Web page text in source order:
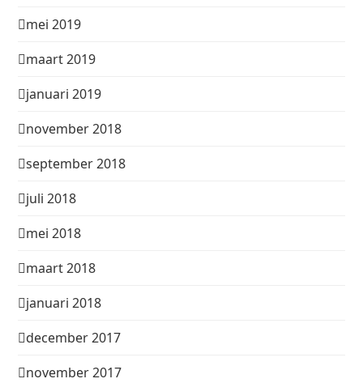
mei 2019
maart 2019
januari 2019
november 2018
september 2018
juli 2018
mei 2018
maart 2018
januari 2018
december 2017
november 2017